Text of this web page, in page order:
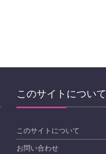
このサイトについて
このサイトについて
お問い合わせ